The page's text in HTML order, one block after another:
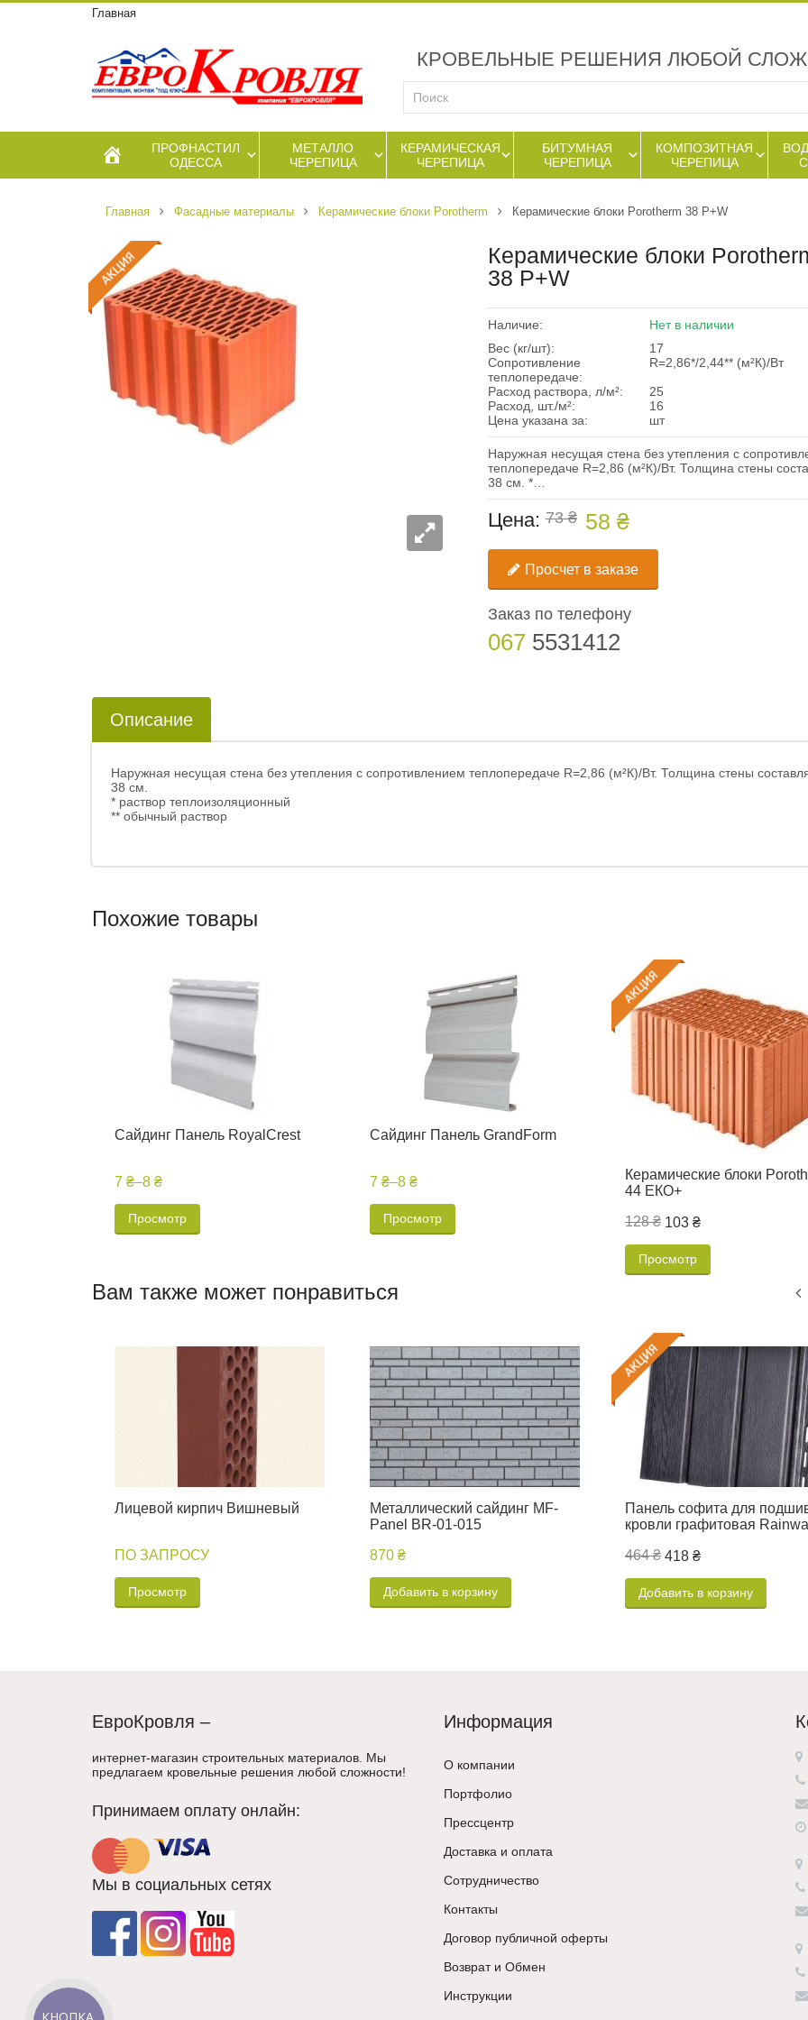
Главная
КРОВЕЛЬНЫЕ РЕШЕНИЯ ЛЮБОЙ
ПРОФНАСТИЛ
ОДЕССА
МЕТАЛЛО
ЧЕРЕПИЦА
КЕРАМИЧЕСКАЯ
ЧЕРЕПИЦА
БИТУМНАЯ
ЧЕРЕПИЦА
КОМПОЗИТНАЯ
ЧЕРЕПИЦА
Главная Фасадные материалы Керамические блоки Porotherm Керамические блоки Porotherm 38 P+W
Керамические блоки
38 P+W
Наличие:
Нет в наличии
Вес (кг/шт):
17
Сопротивление
теплопередаче:
R=2,86*/2,44** (м²К)/Вт
Расход раствора, л/м²:
25
Расход, шт./м²:
16
Цена указана за:
шт
Наружная несущая стена без утепления с
теплопередаче R=2,86 (м²К)/Вт. Толщина стены
38 см. *…
Цена:73 ₴ 58 ₴
Просчет в заказе
Заказ по телефону
067 5531412
Описание
Наружная несущая стена без утепления с сопротивлением теплопередаче R=2,86 (м²К)/Вт. Толщина стены
38 см.
* раствор теплоизоляционный
** обычный раствор
Похожие товары
Сайдинг Панель RoyalCrest
7 ₴–8 ₴
Просмотр
Сайдинг Панель GrandForm
7 ₴–8 ₴
Просмотр
Керамические блоки
44 ЕКО+
128 ₴ 103 ₴
Просмотр
Вам также может понравиться
Лицевой кирпич Вишневый
ПО ЗАПРОСУ
Просмотр
Металлический сайдинг MF-
Panel BR-01-015
870 ₴
Добавить в корзину
Панель софита для
кровли графитовая
464 ₴ 418 ₴
Добавить в корзину
ЕвроКровля –
интернет-магазин строительных материалов. Мы
предлагаем кровельные решения любой сложности!
Принимаем оплату онлайн:
Мы в социальных сетях
Информация
О компании
Портфолио
Прессцентр
Доставка и оплата
Сотрудничество
Контакты
Договор публичной оферты
Возврат и Обмен
Инструкции
КНОПКА